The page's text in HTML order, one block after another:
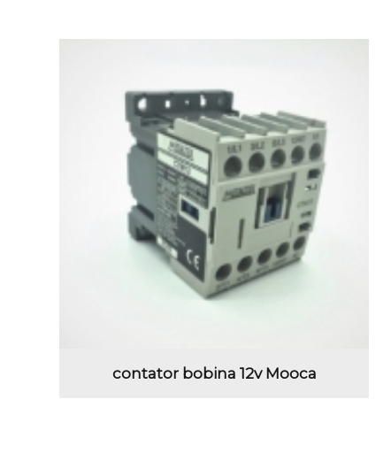
contator bobina 12v Mooca